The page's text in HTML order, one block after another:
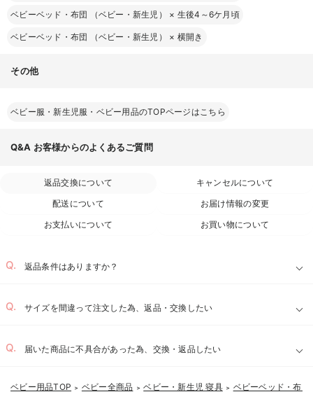
ベビーベッド・布団 （ベビー・新生児） × 生後4～6ケ月頃
ベビーベッド・布団 （ベビー・新生児） × 横開き
その他
ベビー服・新生児服・ベビー用品のTOPページはこちら
Q&A お客様からのよくあるご質問
返品交換について
キャンセルについて
配送について
お届け情報の変更
お支払いについて
お買い物について
返品条件はありますか？
サイズを間違って注文した為、返品・交換したい
届いた商品に不具合があった為、交換・返品したい
ベビー用品TOP ＞ ベビー全商品 ＞ ベビー・新生児 寝具 ＞ ベビーベッド・布